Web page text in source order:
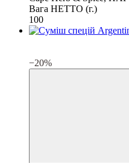
Вага НЕТТО (г.)
100
−20%